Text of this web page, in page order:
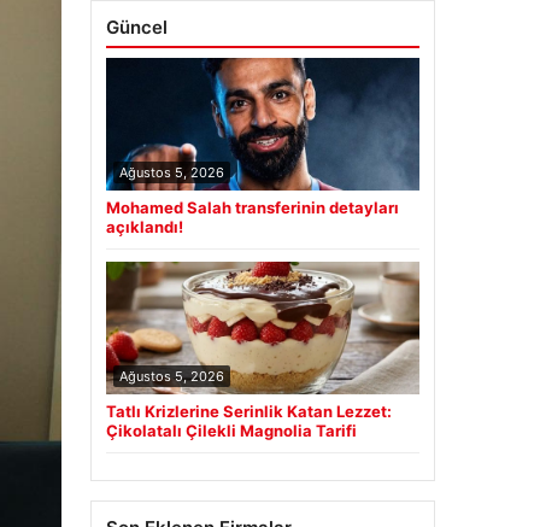
Güncel
Ağustos 5, 2026
Mohamed Salah transferinin detayları
açıklandı!
Ağustos 5, 2026
Tatlı Krizlerine Serinlik Katan Lezzet:
Çikolatalı Çilekli Magnolia Tarifi